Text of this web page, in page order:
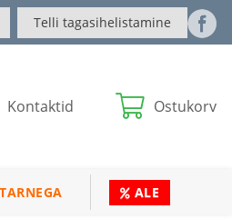
Telli tagasihelistamine
Kontaktid Ostukorv
ALE